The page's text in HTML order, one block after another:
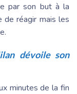
par son but à la
de réagir mais les
dévoile son
minutes de la fin